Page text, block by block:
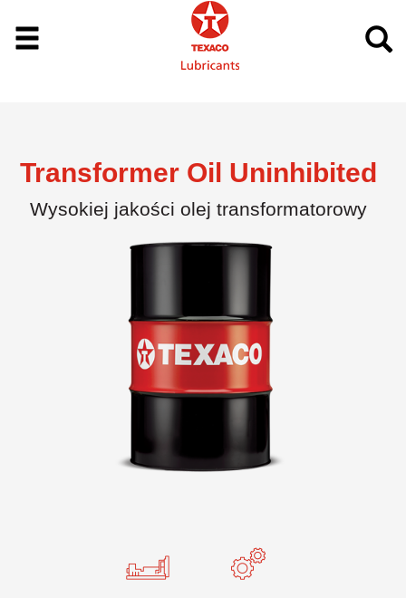
Transformer Oil Uninhibited
Wysokiej jakości olej transformatorowy